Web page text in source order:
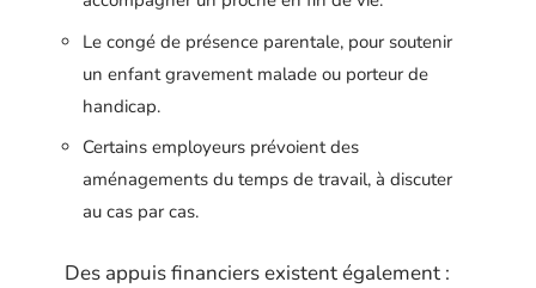
Le congé de présence parentale, pour soutenir
un enfant gravement malade ou porteur de
handicap.
Certains employeurs prévoient des
aménagements du temps de travail, à discuter
au cas par cas.
Des appuis financiers existent également :